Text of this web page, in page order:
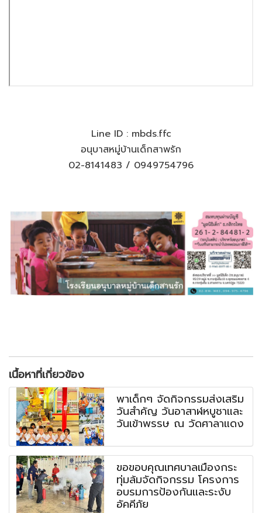
Line ID : mbds.ffc
อนุบาสหมู่บ้านเด็กสาพรัก
02-8141483 / 0949754796
เนื้อหาที่เกี่ยวข้อง
พาเด็กๆ จัดกิจกรรมส่งเสริม
วันสำคัญ วันอาสาฬหบูชาและ
วันเข้าพรรษ ณ วัดศาลาแดง
ขอขอบคุณเทศบาลเมืองกระ
ทุ่มล้มจัดกิจกรรม โครงการ
อบรมการป้องกันและระงับ
อัคคีภัย